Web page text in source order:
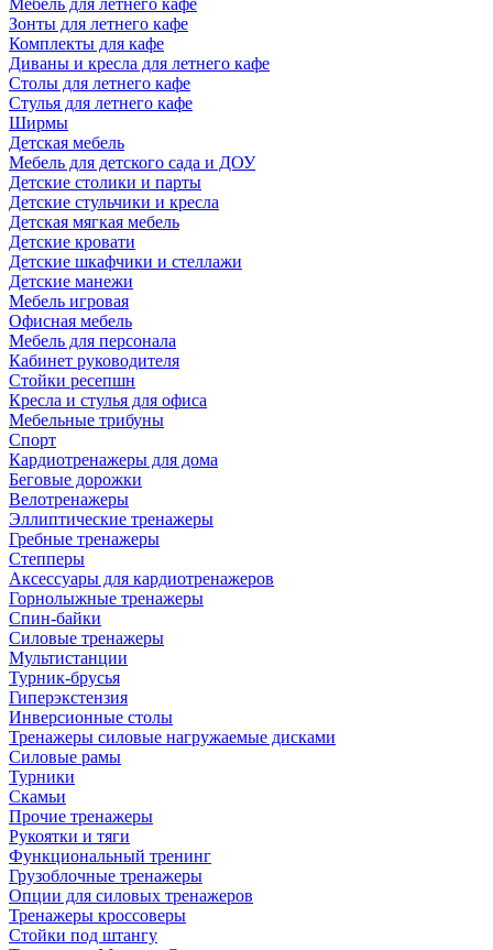
Мебель для летнего кафе
Зонты для летнего кафе
Комплекты для кафе
Диваны и кресла для летнего кафе
Столы для летнего кафе
Стулья для летнего кафе
Ширмы
Детская мебель
Мебель для детского сада и ДОУ
Детские столики и парты
Детские стульчики и кресла
Детская мягкая мебель
Детские кровати
Детские шкафчики и стеллажи
Детские манежи
Мебель игровая
Офисная мебель
Мебель для персонала
Кабинет руководителя
Стойки ресепшн
Кресла и стулья для офиса
Мебельные трибуны
Спорт
Кардиотренажеры для дома
Беговые дорожки
Велотренажеры
Эллиптические тренажеры
Гребные тренажеры
Степперы
Аксессуары для кардиотренажеров
Горнолыжные тренажеры
Спин-байки
Силовые тренажеры
Мультистанции
Турник-брусья
Гиперэкстензия
Инверсионные столы
Тренажеры силовые нагружаемые дисками
Силовые рамы
Турники
Скамьи
Прочие тренажеры
Рукоятки и тяги
Функциональный тренинг
Грузоблочные тренажеры
Опции для силовых тренажеров
Тренажеры кроссоверы
Стойки под штангу